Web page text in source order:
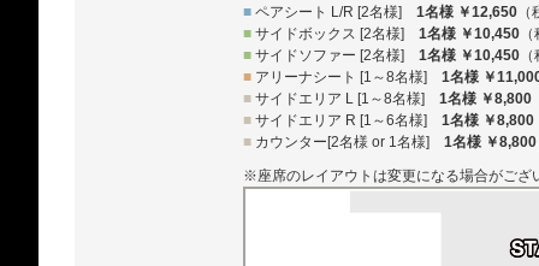
■ ペアシート L/R [2名様] 1名様 ￥12,650
■ サイドボックス [2名様] 1名様 ￥10,450
■ サイドソファー [2名様] 1名様 ￥10,450
■ アリーナシート [1～8名様] 1名様 ￥
■ サイドエリア L [1～8名様] 1名様 ￥8,800
■ サイドエリア R [1～6名様] 1名様 ￥8,800
■ カウンター[2名様 or 1名様] 1名様 ￥8,800
※座席のレイアウトは変更になる場合がござ